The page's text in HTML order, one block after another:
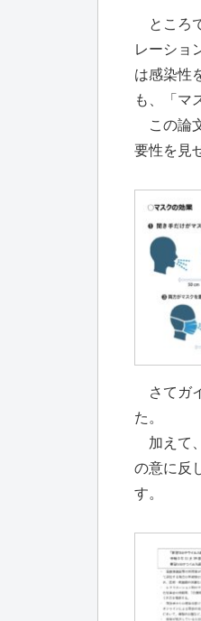
ところ
レーショ
は感染性
も、「マ
この論
要性を見
さてガ
た。
加えて
の意に反
す。